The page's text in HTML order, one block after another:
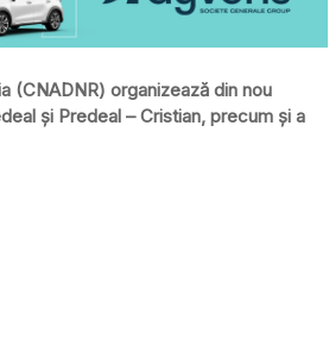
(CNADNR) organizează din nou
şi Predeal – Cristian, precum şi a